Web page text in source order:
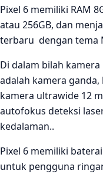
Pixel 6 memiliki RAM
atau 256GB, dan
terbaru dengan tema
Di dalam bilah
adalah kamera
kamera ultrawide 12
autofokus deteksi
kedalaman..
Pixel 6 memiliki
untuk pengguna